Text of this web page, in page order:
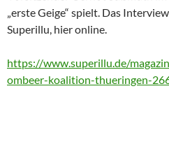
„erste Geige“ spielt. Das
Superillu, hier online.
https://www.superillu.de/
ombeer-koalition-thueringen-